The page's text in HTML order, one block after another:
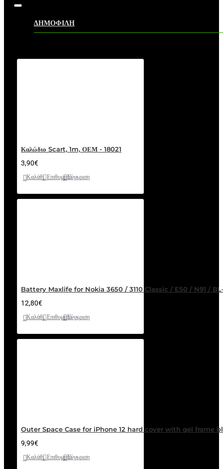
ΔΗΜΟΦΙΛΗ
Καλώδιο Scart, 1m, ΟΕΜ - 18021
3,90€
Καλάθι ΕπιθυμητόΣύγκριση
Battery Maxlife for Nokia 3650 / 3110 Classic / E50 / N91 /
12,80€
Καλάθι ΕπιθυμητόΣύγκριση
Outer Space Case for iPhone 12 hard cover with gel frame
9,99€
Καλάθι ΕπιθυμητόΣύγκριση